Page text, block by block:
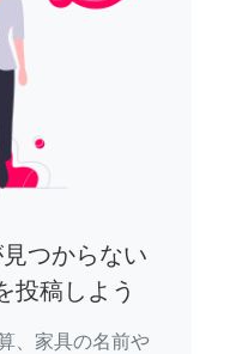
つからない
投稿しよう
、家具の名前や